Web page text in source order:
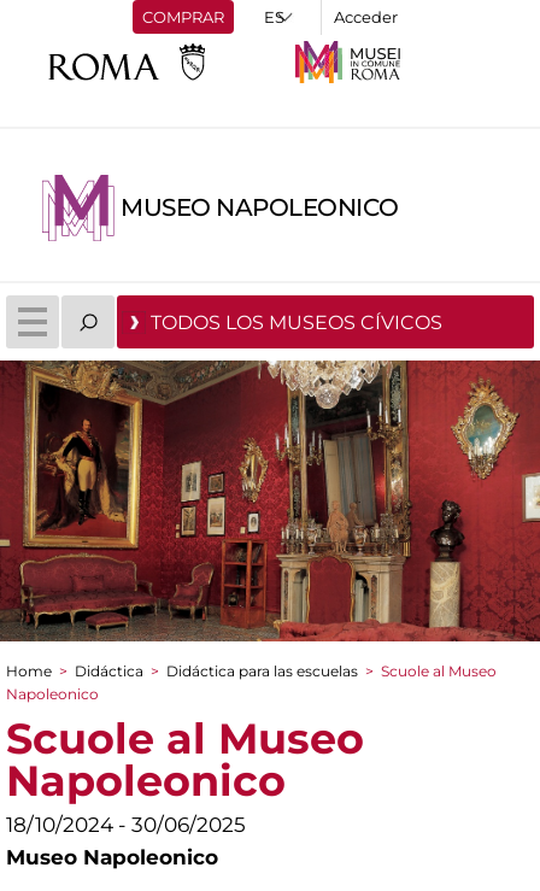
COMPRAR Acceder
MUSEO NAPOLEONICO
TODOS LOS MUSEOS CÍVICOS
You are here
Home > Didáctica > Didáctica para las escuelas > Scuole al Museo
Napoleonico
Scuole al Museo
Napoleonico
18/10/2024 - 30/06/2025
Museo Napoleonico